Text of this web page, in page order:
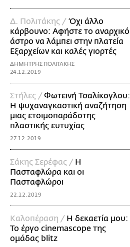
Δ. Πολιτάκης /Όχι άλλο
κάρβουνο: Αφήστε το αναρχικό
άστρο να λάμπει στην πλατεία
Εξαρχείων και καλές γιορτές
ΔΗΜΗΤΡΗΣ ΠΟΛΙΤΑΚΗΣ
24.12.2019
Στήλες /Φωτεινή Τσαλίκογλου:
Η ψυχαναγκαστική αναζήτηση
μιας ετοιμοπαράδοτης
πλαστικής ευτυχίας
27.12.2019
Σάκης Σερέφας / Η
Πασταφλώρα και οι
Πασταφλώροι
22.12.2019
Καλοπέραση / Η δεκαετία μου:
Το έργο cinemascope της
ομάδας blitz